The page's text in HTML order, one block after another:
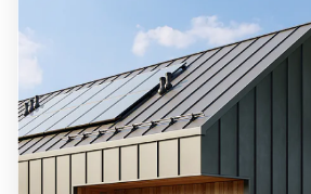
Biskupice - dom
garażem
MUROWANY